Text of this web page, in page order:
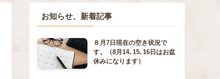
お知らせ、新着記事
８月7日現在の空き状況で
す。（8月14､15､16日はお盆
休みになります）